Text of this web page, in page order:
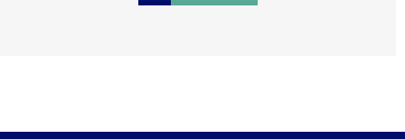
0 1 2 3 4 5 6 7 8